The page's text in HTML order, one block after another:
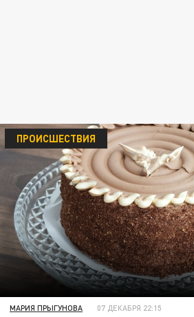
ПРОИСШЕСТВИЯ
МАРИЯ ПРЫГУНОВА 07 ДЕКАБРЯ 22:15